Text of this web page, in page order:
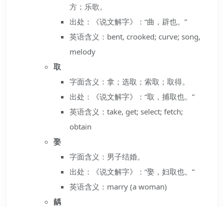
方；乐歌。
出处：《说文解字》：“曲，辟也。”
英语含义：bent, crooked; curve; song,
melody
取
字面含义：拿；选取；索取；取得。
出处：《说文解字》：“取，捕取也。”
英语含义：take, get; select; fetch;
obtain
娶
字面含义：男子结婚。
出处：《说文解字》：“娶，妇取也。”
英语含义：marry (a woman)
龋